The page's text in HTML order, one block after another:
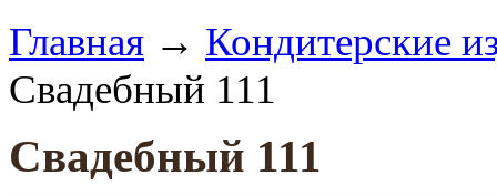
Главная → Кондитерские
Свадебный 111
Свадебный 111